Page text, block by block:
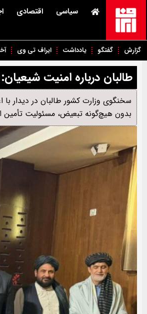
سیاسی اقتصادی
گزارش گفتگو یادداشت ایراف تی وی
طالبان درباره امنیت
سخنگوی وزارت کشور طالبان در دیدار
بدون هیچ‌گونه تبعیض، مسئولیت تأمین